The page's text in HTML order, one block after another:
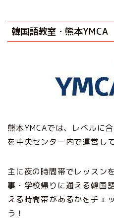
韓国語教室・熊本YMCA
熊本YMCAでは、レベルに
を中央センター内で運営し
主に夜の時間帯でレッスン
事・学校帰りに通える韓国
える時間帯があるかをチェ
う！